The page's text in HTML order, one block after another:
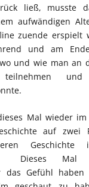
ließ, musste
aufwändigen
zuende erspielt
und am
und wie man an
teilnehmen
Mal wieder im
auf zwei
Dieses
das Gefühl